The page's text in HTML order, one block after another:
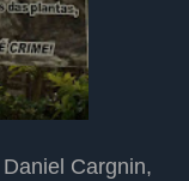
Cargnin,